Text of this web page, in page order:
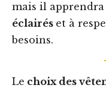
mais il apprendra
éclairés et à
besoins.
Le choix des